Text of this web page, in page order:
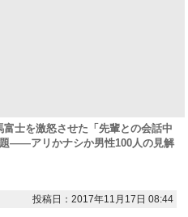
富士を激怒させた「先輩との会話中
――アリかナシか男性100人の見解
投稿日：2017年11月17日 08:44